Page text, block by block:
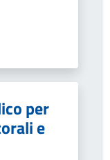
per
e